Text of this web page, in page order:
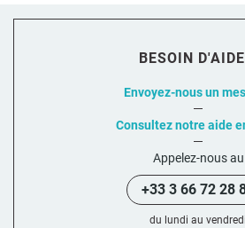
BESOIN
Envoyez-nous un
Consultez notre aide
Appelez-nous au
+33 3 66 72 28
du lundi au vendredi